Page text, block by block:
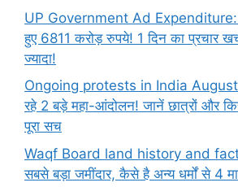
UP Government Ad Expenditure:
हुए 6811 करोड़ रुपये! 1 दिन का प्रचार
ज्यादा!
Ongoing protests in India
रहे 2 बड़े महा-आंदोलन! जानें छात्रों और
पूरा सच
Waqf Board land history and
सबसे बड़ा जमींदार, कैसे है अन्य धर्मों से 4